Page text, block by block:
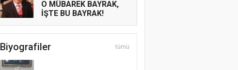
O MÜBAREK BAYRAK,
İŞTE BU BAYRAK!
Mesut Cihat
Biyografiler tümü